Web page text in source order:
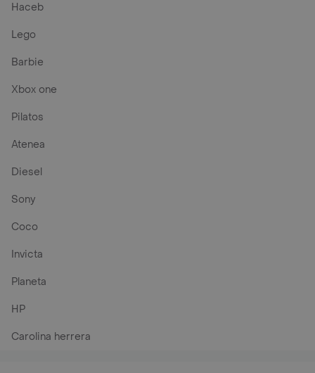
Haceb
Lego
Barbie
Xbox one
Pilatos
Atenea
Diesel
Sony
Coco
Invicta
Planeta
HP
Carolina herrera